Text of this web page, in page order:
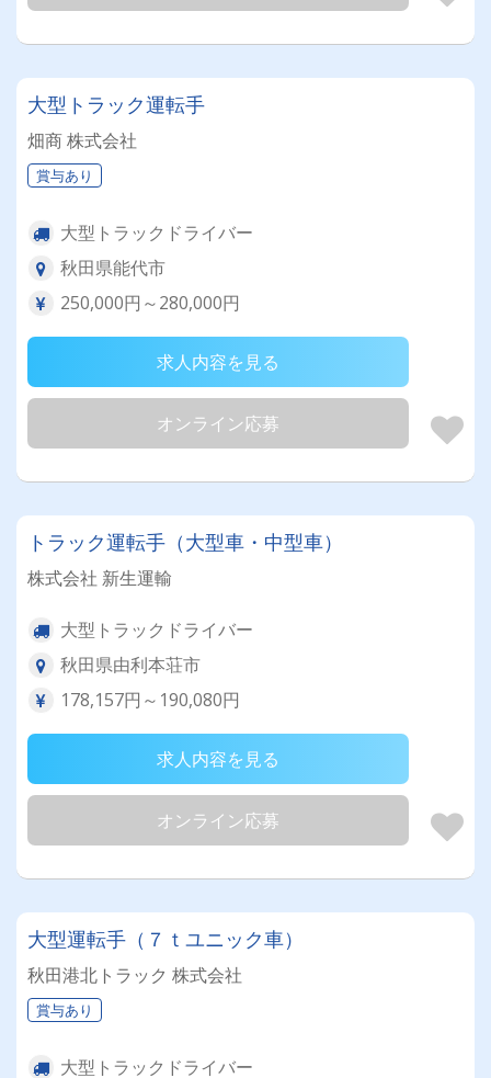
大型トラック運転手
畑商 株式会社
賞与あり
大型トラックドライバー
秋田県能代市
250,000円～280,000円
求人内容を見る
オンライン応募
トラック運転手（大型車・中型車）
株式会社 新生運輸
大型トラックドライバー
秋田県由利本荘市
178,157円～190,080円
求人内容を見る
オンライン応募
大型運転手（７ｔユニック車）
秋田港北トラック 株式会社
賞与あり
大型トラックドライバー